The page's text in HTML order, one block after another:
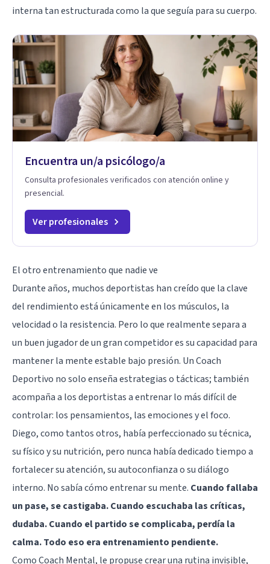
interna tan estructurada como la que seguía para su cuerpo.
Encuentra un/a psicólogo/a
Consulta profesionales verificados con atención online y
presencial.
Ver profesionales
El otro entrenamiento que nadie ve
Durante años, muchos deportistas han creído que la clave
del rendimiento está únicamente en los músculos, la
velocidad o la resistencia. Pero lo que realmente separa a
un buen jugador de un gran competidor es su capacidad para
mantener la mente estable bajo presión. Un Coach
Deportivo no solo enseña estrategias o tácticas; también
acompaña a los deportistas a entrenar lo más difícil de
controlar: los pensamientos, las emociones y el foco.
Diego, como tantos otros, había perfeccionado su técnica,
su físico y su nutrición, pero nunca había dedicado tiempo a
fortalecer su atención, su autoconfianza o su diálogo
interno. No sabía cómo entrenar su mente. Cuando fallaba
un pase, se castigaba. Cuando escuchaba las críticas,
dudaba. Cuando el partido se complicaba, perdía la
calma. Todo eso era entrenamiento pendiente.
Como Coach Mental, le propuse crear una rutina invisible,